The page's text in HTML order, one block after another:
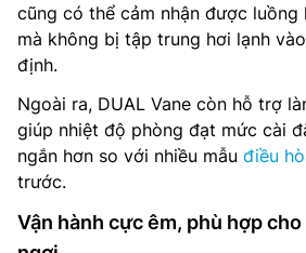
cũng có thể cảm nhận được luồng
mà không bị tập trung hơi lạnh
định.
Ngoài ra, DUAL Vane còn hỗ trợ
giúp nhiệt độ phòng đạt mức cài
ngắn hơn so với nhiều mẫu điều
trước.
Vận hành cực êm, phù hợp